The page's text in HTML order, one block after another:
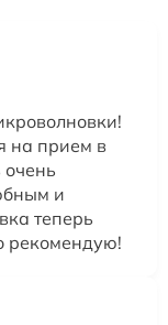
на прием в
и
теперь
рекомендую!